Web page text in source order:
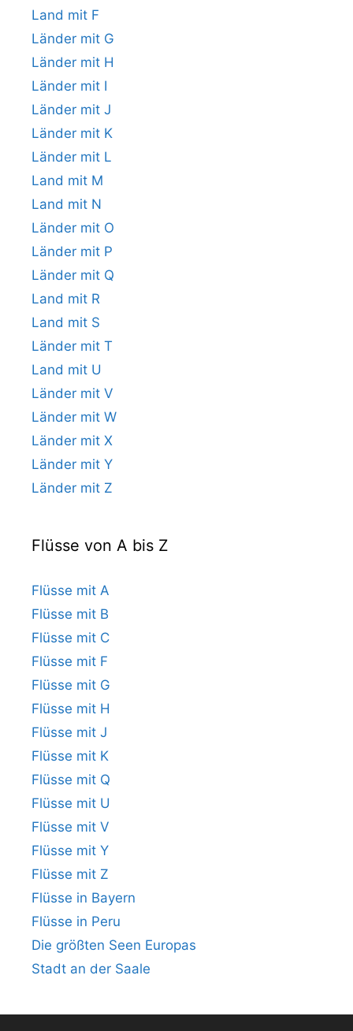
Land mit F
Länder mit G
Länder mit H
Länder mit I
Länder mit J
Länder mit K
Länder mit L
Land mit M
Land mit N
Länder mit O
Länder mit P
Länder mit Q
Land mit R
Land mit S
Länder mit T
Land mit U
Länder mit V
Länder mit W
Länder mit X
Länder mit Y
Länder mit Z
Flüsse von A bis Z
Flüsse mit A
Flüsse mit B
Flüsse mit C
Flüsse mit F
Flüsse mit G
Flüsse mit H
Flüsse mit J
Flüsse mit K
Flüsse mit Q
Flüsse mit U
Flüsse mit V
Flüsse mit Y
Flüsse mit Z
Flüsse in Bayern
Flüsse in Peru
Die größten Seen Europas
Stadt an der Saale